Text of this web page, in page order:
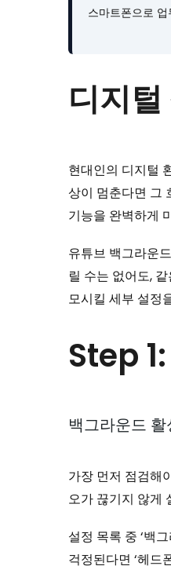
스마트폰으로
디지
현대인의 디지털
상이 멈춘다면 그
기능을 완벽하게
유튜브 백그라운
릴 수는 없어도,
모시킬 세부 설정
Step
백그라운드
가장 먼저 점검해
오가 끊기지 않게
설정 목록 중 ‘백
걱정된다면 ‘헤드